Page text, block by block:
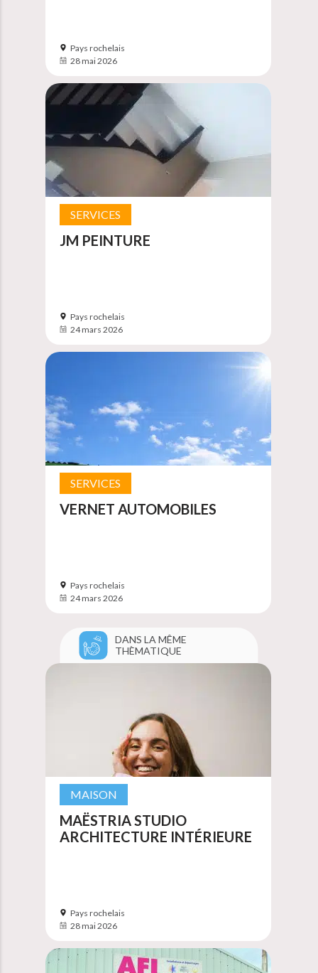
Pays rochelais
28 mai 2026
SERVICES
JM PEINTURE
Pays rochelais
24 mars 2026
SERVICES
VERNET AUTOMOBILES
Pays rochelais
24 mars 2026
DANS LA MÊME
THÈMATIQUE
MAISON
MAËSTRIA STUDIO
ARCHITECTURE INTÉRIEURE
Pays rochelais
28 mai 2026